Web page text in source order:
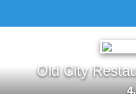
Old Citу